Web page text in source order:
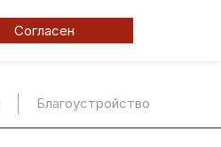
Согласен
Благоустройство